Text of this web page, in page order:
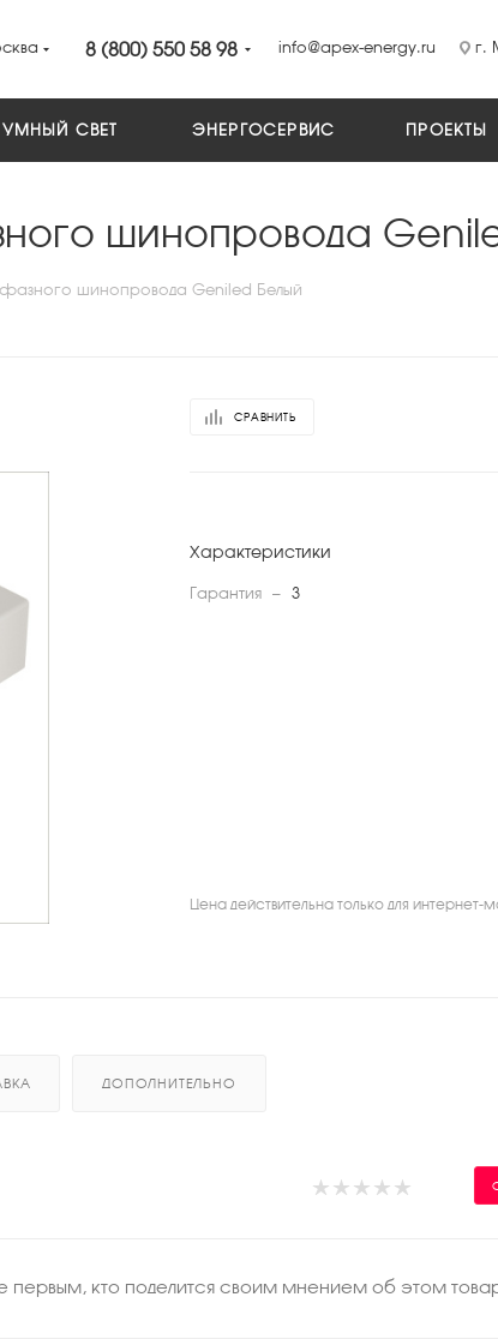
8 (800) 550 58 98 info@apex-energy.ru г.
УМНЫЙ СВЕТ ЭНЕРГОСЕРВИС ПРОЕКТЫ
шинопровода
шинопровода Geniled Белый
СРАВНИТЬ
Характеристики
Гарантия — 3
Цена действительна только для
ДОПОЛНИТЕЛЬНО
первым, кто поделится своим мнением об этом